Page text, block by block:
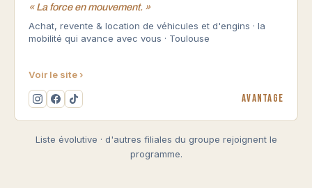
« La force en mouvement. »
Achat, revente & location de véhicules et d'engins · la
mobilité qui avance avec vous · Toulouse
Voir le site ›
Avantage
Liste évolutive · d'autres filiales du groupe rejoignent le
programme.